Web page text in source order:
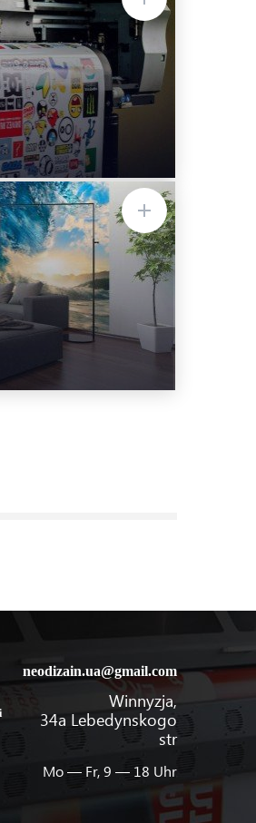
neodizain.ua@gmail.com
Winnyzja,
34a Lebedynskogo
str
Mo — Fr, 9 — 18 Uhr